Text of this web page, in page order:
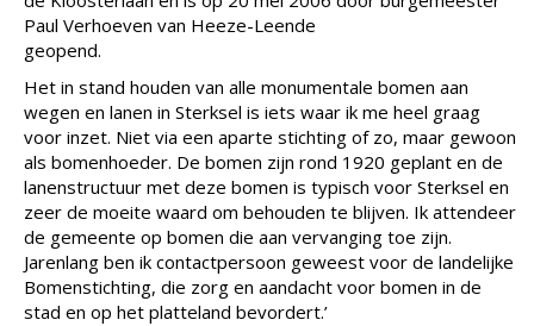
Paul Verhoeven van Heeze-Leende
geopend.
Het in stand houden van alle monumentale bomen aan
wegen en lanen in Sterksel is iets waar ik me heel graag
voor inzet. Niet via een aparte stichting of zo, maar gewoon
als bomenhoeder. De bomen zijn rond 1920 geplant en de
lanenstructuur met deze bomen is typisch voor Sterksel en
zeer de moeite waard om behouden te blijven. Ik attendeer
de gemeente op bomen die aan vervanging toe zijn.
Jarenlang ben ik contactpersoon geweest voor de landelijke
Bomenstichting, die zorg en aandacht voor bomen in de
stad en op het platteland bevordert.’